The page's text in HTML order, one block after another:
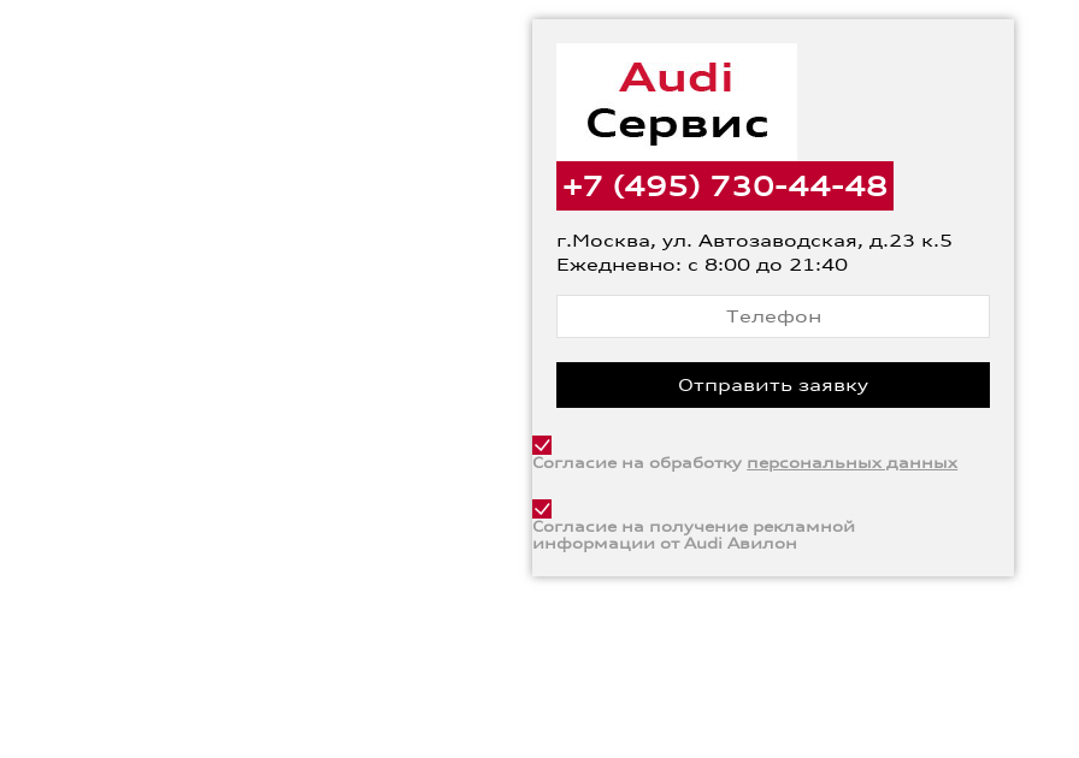
+7 (495) 730-44-48
г.Москва, ул. Автозаводская, д.23 к.5
Ежедневно: с 8:00 до 21:40
Согласие на обработку персональных данных
Согласие на получение рекламной
информации от Audi Авилон